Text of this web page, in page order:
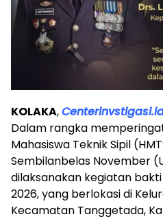
KOLAKA,
Dalam rangka
Mahasiswa Teknik Sipil
Sembilanbelas November
dilaksanakan kegiatan bakti
2026, yang berlokasi di
Kecamatan Tanggetada,